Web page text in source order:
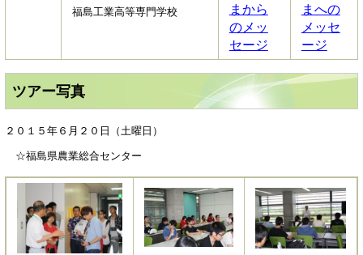
福島工業高等専門学校
まから
のメッ
セージ
まへの
メッセ
ージ
ツアー写真
２０１５年６月２０日（土曜日）
☆福島県農業総合センター